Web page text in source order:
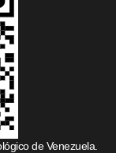
de Venezuela.